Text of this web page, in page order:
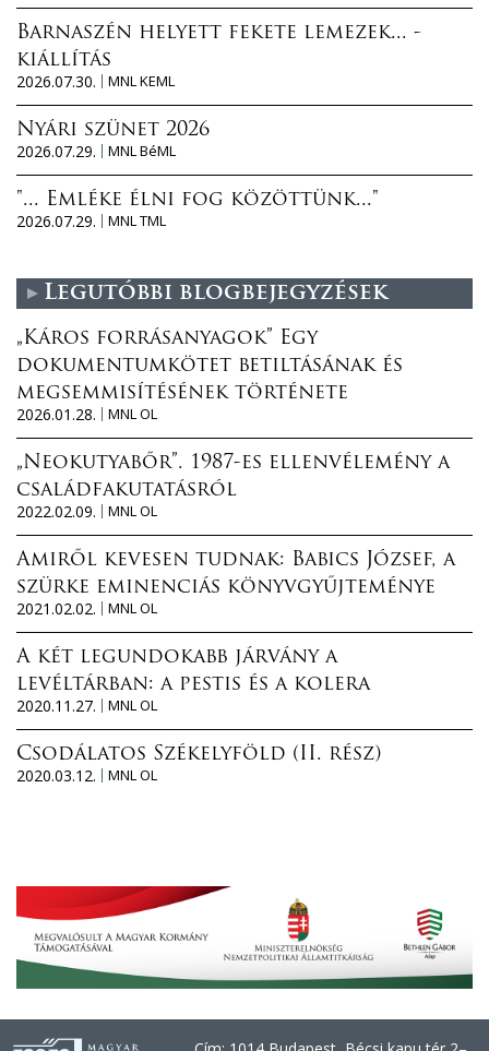
Barnaszén helyett fekete lemezek... -
kiállítás
2026.07.30.
MNL KEML
Nyári szünet 2026
2026.07.29.
MNL BéML
"... Emléke élni fog közöttünk..."
2026.07.29.
MNL TML
Legutóbbi blogbejegyzések
„Káros forrásanyagok” Egy
dokumentumkötet betiltásának és
megsemmisítésének története
2026.01.28.
MNL OL
„Neokutyabőr”. 1987-es ellenvélemény a
családfakutatásról
2022.02.09.
MNL OL
Amiről kevesen tudnak: Babics József, a
szürke eminenciás könyvgyűjteménye
2021.02.02.
MNL OL
A két legundokabb járvány a
levéltárban: a pestis és a kolera
2020.11.27.
MNL OL
Csodálatos Székelyföld (II. rész)
2020.03.12.
MNL OL